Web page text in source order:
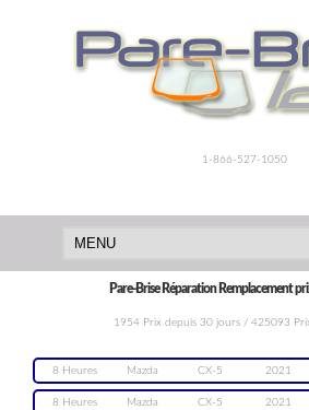
1-866-527-1050
Pare-Brise Réparation Remplacement
1954 Prix depuis 30 jours / 425093
8 Heures Mazda CX-5 2021
8 Heures Mazda CX-5 2021